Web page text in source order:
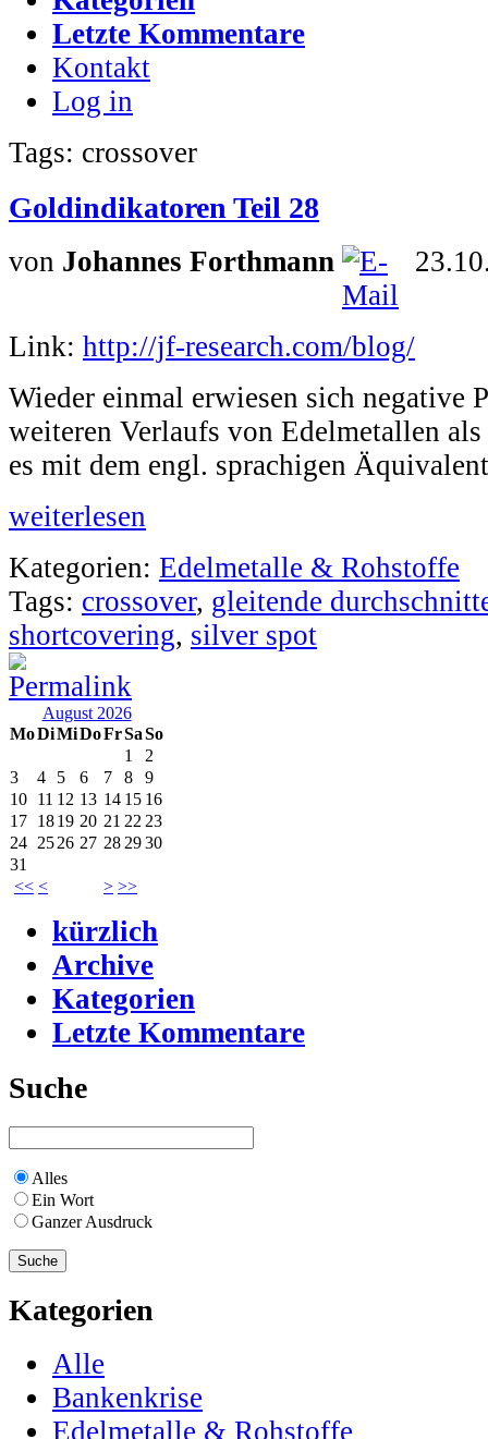
Letzte Kommentare
Kontakt
Log in
Tags: crossover
Goldindikatoren Teil 28
von Johannes Forthmann
Link: http://jf-research.com/blog/
Wieder einmal erwiesen sich negative
weiteren Verlaufs von Edelmetallen
es mit dem engl. sprachigen
weiterlesen
Kategorien: Edelmetalle & Rohstoffe
Tags: crossover, gleitende
shortcovering, silver spot
August 2026
MoDiMiDoFrSaSo
<< < > >>
1
2
3
4 5 6 7 8
9
10 11 12 13 14 15 16
17 1819 20 21 22 23
24 2526 27 28 2930
31
kürzlich
Archive
Kategorien
Letzte Kommentare
Suche
Alles
Ein Wort
Ganzer Ausdruck
Kategorien
Alle
Bankenkrise
Edelmetalle & Rohstoffe